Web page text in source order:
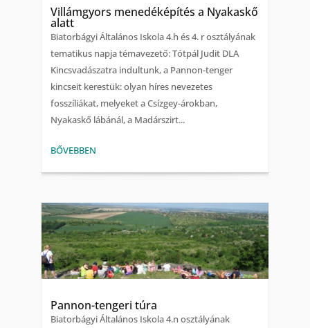
Villámgyors menedéképítés a Nyakaskő
alatt
Biatorbágyi Általános Iskola 4.h és 4. r osztályának
tematikus napja témavezető: Tótpál Judit DLA
Kincsvadászatra indultunk, a Pannon-tenger
kincseit kerestük: olyan híres nevezetes
fosszíliákat, melyeket a Csízgey-árokban,
Nyakaskő lábánál, a Madárszirt...
BŐVEBBEN
Pannon-tengeri túra
Biatorbágyi Általános Iskola 4.n osztályának